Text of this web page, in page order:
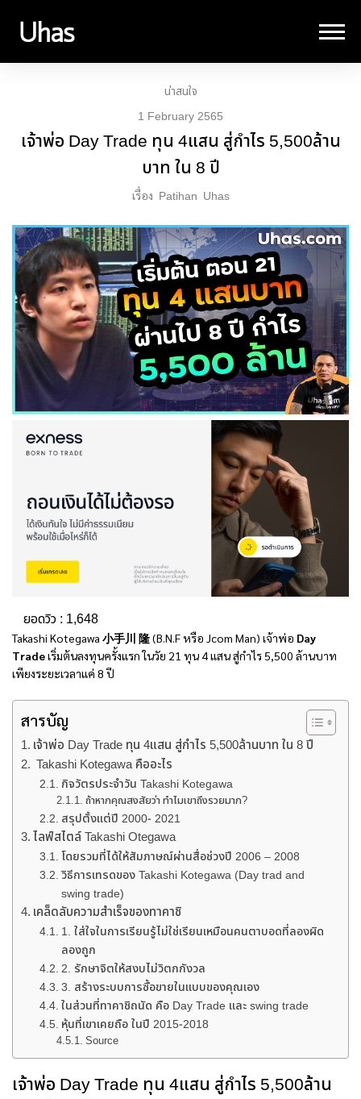
น่าสนใจ
1 February 2565
เจ้าพ่อ Day Trade ทุน 4แสน สู่กำไร 5,500ล้าน
บาท ใน 8 ปี
เรื่อง Patihan Uhas
ยอดวิว : 1,648
Takashi Kotegawa 小手川 隆(B.N.F หรือ Jcom Man) เจ้าพ่อ Day
Tradeเริ่มต้นลงทุนครั้งแรก ในวัย 21 ทุน 4 แสน สู่กำไร 5,500 ล้านบาท
เพียงระยะเวลาแค่ 8 ปี
สารบัญ
เจ้าพ่อ Day Trade ทุน 4แสน สู่กำไร 5,500ล้านบาท ใน 8 ปี
Takashi Kotegawa คืออะไร
กิจวัตรประจำวัน Takashi Kotegawa
ถ้าหากคุณสงสัยว่า ทำไมเขาถึงรวยมาก?
สรุปตั้งแต่ปี 2000- 2021
ไลฟ์สไตล์ Takashi Otegawa
โดยรวมที่ได้ให้สัมภาษณ์ผ่านสื่อช่วงปี 2006 – 2008
วิธีการเทรดของ Takashi Kotegawa (Day trad and
swing trade)
เคล็ดลับความสำเร็จของทาคาชิ
1. ใส่ใจในการเรียนรู้ไม่ใช่เรียนเหมือนคนตาบอดที่ลองผิด
ลองถูก
2. รักษาจิตให้สงบไม่วิตกกังวล
3. สร้างระบบการซื้อขายในแบบของคุณเอง
ในส่วนที่ทาคาชิถนัด คือ Day Trade และ swing trade
หุ้นที่เขาเคยถือ ในปี 2015-2018
Source
เจ้าพ่อ Day Trade ทุน 4แสน สู่กำไร 5,500ล้าน